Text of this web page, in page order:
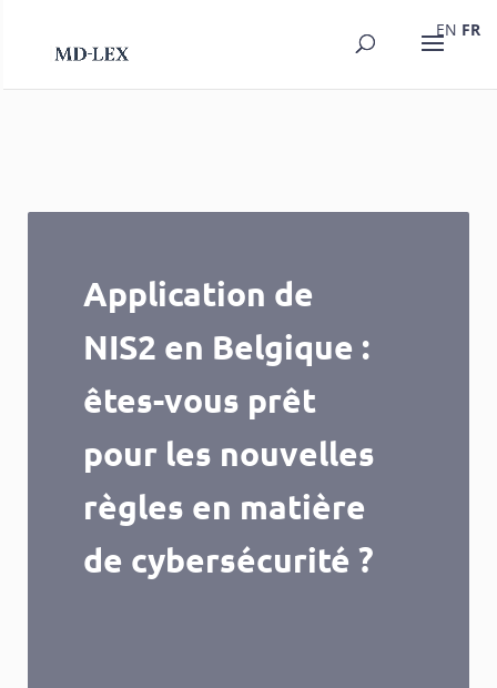
Application de
NIS2 en Belgique :
êtes-vous prêt
pour les nouvelles
règles en matière
de cybersécurité ?
EN FR